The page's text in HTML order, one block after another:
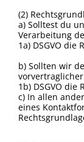
(2)
a) Solltest du
Verarbeitung
1a) DSGVO
b) Sollten wir
1b) DSGVO die
c) In allen
eines